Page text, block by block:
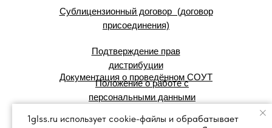
Сублицензионный договор (договор
присоединения)
Подтверждение прав
дистрибуции
Документация о проведённом СОУТ
Положение о работе с
персональными данными
1glss.ru использует cookie-файлы и обрабатывает